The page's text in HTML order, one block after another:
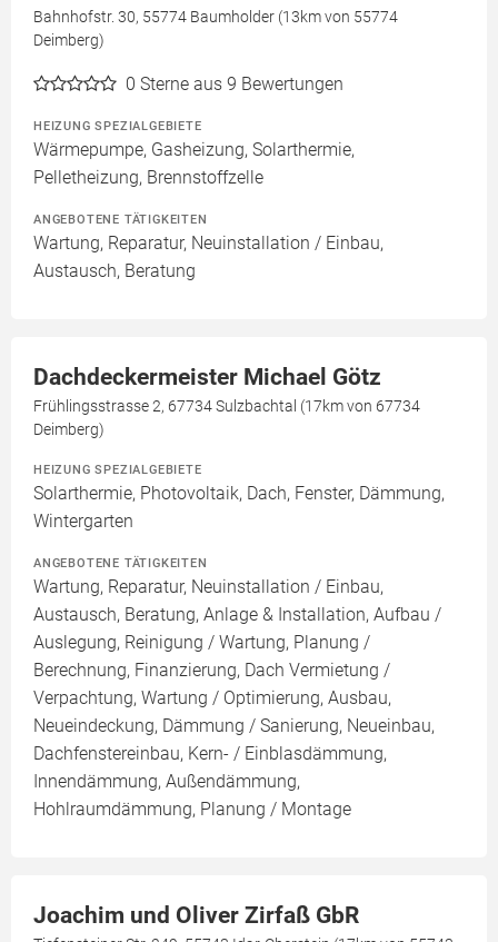
Bahnhofstr. 30, 55774 Baumholder (13km von 55774
Deimberg)
0 Sterne aus 9 Bewertungen
HEIZUNG SPEZIALGEBIETE
Wärmepumpe, Gasheizung, Solarthermie,
Pelletheizung, Brennstoffzelle
ANGEBOTENE TÄTIGKEITEN
Wartung, Reparatur, Neuinstallation / Einbau,
Austausch, Beratung
Dachdeckermeister Michael Götz
Frühlingsstrasse 2, 67734 Sulzbachtal (17km von 67734
Deimberg)
HEIZUNG SPEZIALGEBIETE
Solarthermie, Photovoltaik, Dach, Fenster, Dämmung,
Wintergarten
ANGEBOTENE TÄTIGKEITEN
Wartung, Reparatur, Neuinstallation / Einbau,
Austausch, Beratung, Anlage & Installation, Aufbau /
Auslegung, Reinigung / Wartung, Planung /
Berechnung, Finanzierung, Dach Vermietung /
Verpachtung, Wartung / Optimierung, Ausbau,
Neueindeckung, Dämmung / Sanierung, Neueinbau,
Dachfenstereinbau, Kern- / Einblasdämmung,
Innendämmung, Außendämmung,
Hohlraumdämmung, Planung / Montage
Joachim und Oliver Zirfaß GbR